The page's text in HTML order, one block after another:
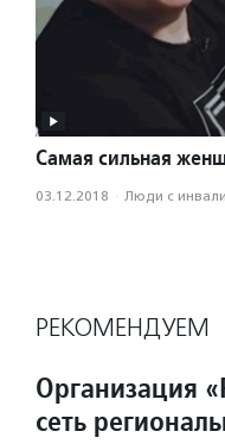
Самая сильная
03.12.2018 · Люди с
РЕКОМЕНДУЕМ
Организация
сеть